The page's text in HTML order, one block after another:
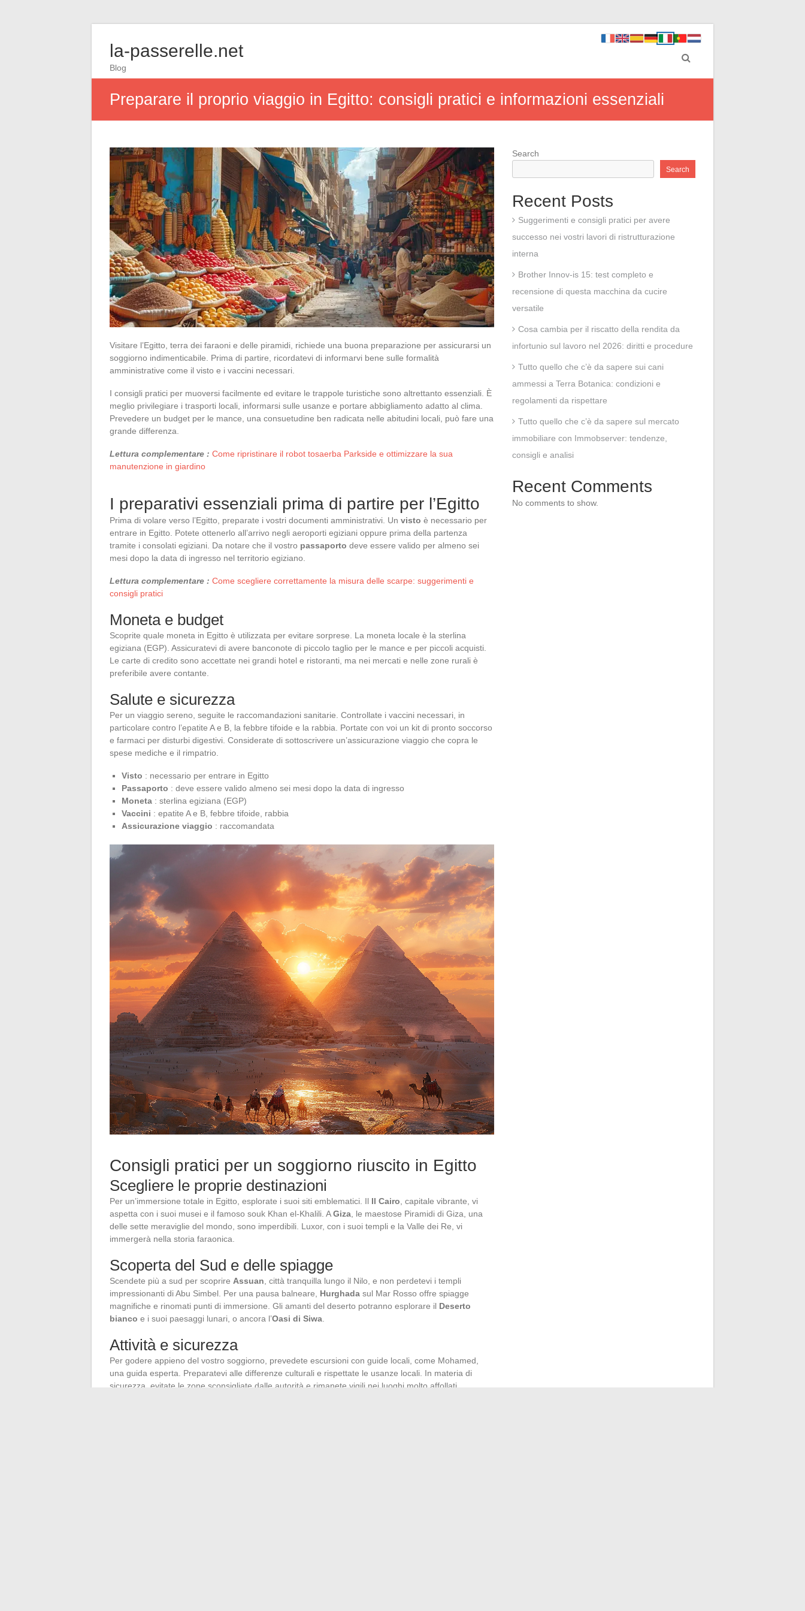
la-passerelle.net
Blog
Preparare il proprio viaggio in Egitto: consigli pratici e informazioni essenziali
Visitare l’Egitto, terra dei faraoni e delle piramidi, richiede una buona preparazione per assicurarsi un
soggiorno indimenticabile. Prima di partire, ricordatevi di informarvi bene sulle formalità
amministrative come il visto e i vaccini necessari.
I consigli pratici per muoversi facilmente ed evitare le trappole turistiche sono altrettanto essenziali. È
meglio privilegiare i trasporti locali, informarsi sulle usanze e portare abbigliamento adatto al clima.
Prevedere un budget per le mance, una consuetudine ben radicata nelle abitudini locali, può fare una
grande differenza.
Lettura complementare : Come ripristinare il robot tosaerba Parkside e ottimizzare la sua
manutenzione in giardino
I preparativi essenziali prima di partire per l’Egitto
Prima di volare verso l’Egitto, preparate i vostri documenti amministrativi. Un visto è necessario per
entrare in Egitto. Potete ottenerlo all’arrivo negli aeroporti egiziani oppure prima della partenza
tramite i consolati egiziani. Da notare che il vostro passaporto deve essere valido per almeno sei
mesi dopo la data di ingresso nel territorio egiziano.
Lettura complementare : Come scegliere correttamente la misura delle scarpe: suggerimenti e
consigli pratici
Moneta e budget
Scoprite quale moneta in Egitto è utilizzata per evitare sorprese. La moneta locale è la sterlina
egiziana (EGP). Assicuratevi di avere banconote di piccolo taglio per le mance e per piccoli acquisti.
Le carte di credito sono accettate nei grandi hotel e ristoranti, ma nei mercati e nelle zone rurali è
preferibile avere contante.
Salute e sicurezza
Per un viaggio sereno, seguite le raccomandazioni sanitarie. Controllate i vaccini necessari, in
particolare contro l’epatite A e B, la febbre tifoide e la rabbia. Portate con voi un kit di pronto soccorso
e farmaci per disturbi digestivi. Considerate di sottoscrivere un’assicurazione viaggio che copra le
spese mediche e il rimpatrio.
Visto : necessario per entrare in Egitto
Passaporto : deve essere valido almeno sei mesi dopo la data di ingresso
Moneta : sterlina egiziana (EGP)
Vaccini : epatite A e B, febbre tifoide, rabbia
Assicurazione viaggio : raccomandata
Consigli pratici per un soggiorno riuscito in Egitto
Scegliere le proprie destinazioni
Per un’immersione totale in Egitto, esplorate i suoi siti emblematici. Il Il Cairo , capitale vibrante, vi
aspetta con i suoi musei e il famoso souk Khan el-Khalili. AGiza , le maestose Piramidi di Giza, una
delle sette meraviglie del mondo, sono imperdibili. Luxor, con i suoi templi e la Valle dei Re, vi
immergerà nella storia faraonica.
Scoperta del Sud e delle spiagge
Scendete più a sud per scoprire Assuan , città tranquilla lungo il Nilo, e non perdetevi i templi
impressionanti di Abu Simbel. Per una pausa balneare, Hurghada sul Mar Rosso offre spiagge
magnifiche e rinomati punti di immersione. Gli amanti del deserto potranno esplorare il Deserto
bianco e i suoi paesaggi lunari, o ancora l’Oasi di Siwa
Attività e sicurezza
Per godere appieno del vostro soggiorno, prevedete escursioni con guide locali, come Mohamed,
una guida esperta. Preparatevi alle differenze culturali e rispettate le usanze locali. In materia di
sicurezza, evitate le zone sconsigliate dalle autorità e rimanete vigili nei luoghi molto affollati.
Search
Search
Recent Posts
Suggerimenti e consigli pratici per avere
successo nei vostri lavori di ristrutturazione
interna
Brother Innov-is 15: test completo e
recensione di questa macchina da cucire
versatile
Cosa cambia per il riscatto della rendita da
infortunio sul lavoro nel 2026: diritti e procedure
Tutto quello che c’è da sapere sui cani
ammessi a Terra Botanica: condizioni e
regolamenti da rispettare
Tutto quello che c’è da sapere sul mercato
immobiliare con Immobserver: tendenze,
consigli e analisi
Recent Comments
No comments to show.